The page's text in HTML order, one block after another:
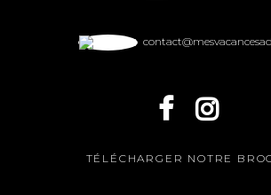
TÉLÉCHARGER NOTRE